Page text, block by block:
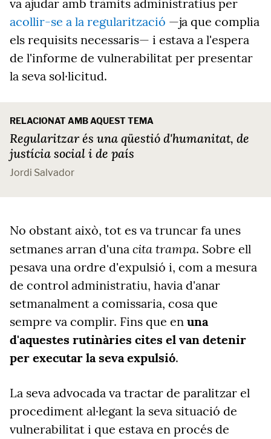
va ajudar amb tràmits administratius per
acollir-se a la regularització —ja que complia
els requisits necessaris— i estava a l'espera
de l'informe de vulnerabilitat per presentar
la seva sol·licitud.
RELACIONAT AMB AQUEST TEMA
Regularitzar és una qüestió d'humanitat, de
justícia social i de país
Jordi Salvador
No obstant això, tot es va truncar fa unes
setmanes arran d'una cita trampa. Sobre ell
pesava una ordre d'expulsió i, com a mesura
de control administratiu, havia d'anar
setmanalment a comissaria, cosa que
sempre va complir. Fins que en una
d'aquestes rutinàries cites el van detenir
per executar la seva expulsió.
La seva advocada va tractar de paralitzar el
procediment al·legant la seva situació de
vulnerabilitat i que estava en procés de